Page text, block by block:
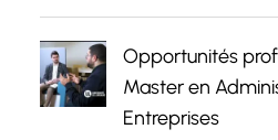
Opportunités
Master en
Entreprises